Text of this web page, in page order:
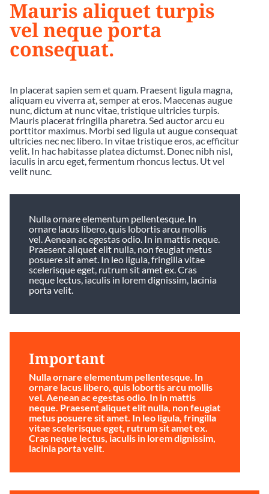
Mauris aliquet turpis
vel neque porta
consequat.
In placerat sapien sem et quam. Praesent ligula magna,
aliquam eu viverra at, semper at eros. Maecenas augue
nunc, dictum at nunc vitae, tristique ultricies turpis.
Mauris placerat fringilla pharetra. Sed auctor arcu eu
porttitor maximus. Morbi sed ligula ut augue consequat
ultricies nec nec libero. In vitae tristique eros, ac efficitur
velit. In hac habitasse platea dictumst. Donec nibh nisl,
iaculis in arcu eget, fermentum rhoncus lectus. Ut vel
velit nunc.
Nulla ornare elementum pellentesque. In
ornare lacus libero, quis lobortis arcu mollis
vel. Aenean ac egestas odio. In in mattis neque.
Praesent aliquet elit nulla, non feugiat metus
posuere sit amet. In leo ligula, fringilla vitae
scelerisque eget, rutrum sit amet ex. Cras
neque lectus, iaculis in lorem dignissim, lacinia
porta velit.
Important
Nulla ornare elementum pellentesque. In
ornare lacus libero, quis lobortis arcu mollis
vel. Aenean ac egestas odio. In in mattis
neque. Praesent aliquet elit nulla, non feugiat
metus posuere sit amet. In leo ligula, fringilla
vitae scelerisque eget, rutrum sit amet ex.
Cras neque lectus, iaculis in lorem dignissim,
lacinia porta velit.